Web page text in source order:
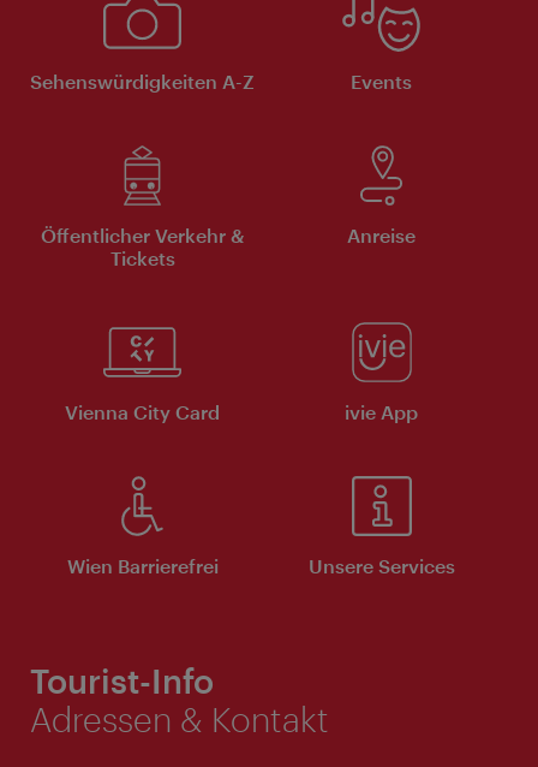
Sehenswürdigkeiten A-Z Events
Öffentlicher Verkehr &
Tickets
Anreise
Vienna City Card ivie App
Wien Barrierefrei Unsere Services
Tourist-Info
Adressen & Kontakt